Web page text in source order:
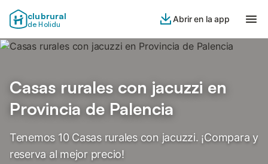
clubrural
de Holidu
Abrir en la app
Casas rurales con jacuzzi en
Provincia de Palencia
Tenemos 10 Casas rurales con jacuzzi. ¡Compara y
reserva al mejor precio!